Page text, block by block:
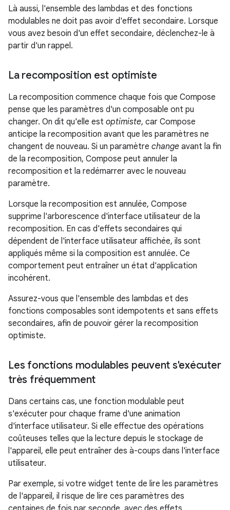
Là aussi, l'ensemble des lambdas et des fonctions
modulables ne doit pas avoir d'effet secondaire. Lorsque
vous avez besoin d'un effet secondaire, déclenchez-le à
partir d'un rappel.
La recomposition est optimiste
La recomposition commence chaque fois que Compose
pense que les paramètres d'un composable ont pu
changer. On dit qu'elle est optimiste, car Compose
anticipe la recomposition avant que les paramètres ne
changent de nouveau. Si un paramètre change avant la fin
de la recomposition, Compose peut annuler la
recomposition et la redémarrer avec le nouveau
paramètre.
Lorsque la recomposition est annulée, Compose
supprime l'arborescence d'interface utilisateur de la
recomposition. En cas d'effets secondaires qui
dépendent de l'interface utilisateur affichée, ils sont
appliqués même si la composition est annulée. Ce
comportement peut entraîner un état d'application
incohérent.
Assurez-vous que l'ensemble des lambdas et des
fonctions composables sont idempotents et sans effets
secondaires, afin de pouvoir gérer la recomposition
optimiste.
Les fonctions modulables peuvent s'exécuter
très fréquemment
Dans certains cas, une fonction modulable peut
s'exécuter pour chaque frame d'une animation
d'interface utilisateur. Si elle effectue des opérations
coûteuses telles que la lecture depuis le stockage de
l'appareil, elle peut entraîner des à-coups dans l'interface
utilisateur.
Par exemple, si votre widget tente de lire les paramètres
de l'appareil, il risque de lire ces paramètres des